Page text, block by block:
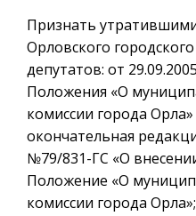
Признать
Орловского
депутатов: от
Положения «О
комиссии города
окончательная
№79/831-ГС «О
Положение «О
комиссии города